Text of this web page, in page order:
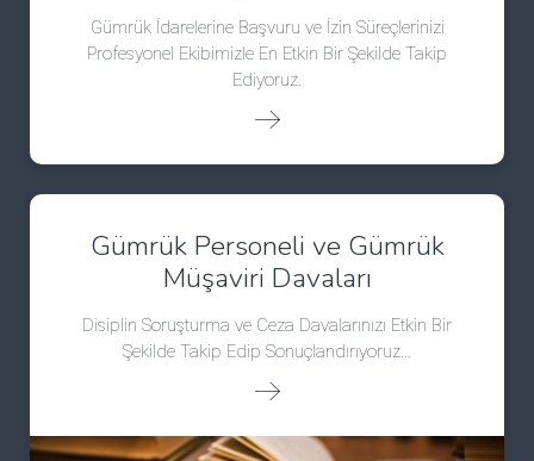
Gümrük İdarelerine Başvuru ve İzin Süreçlerinizi
Profesyonel Ekibimizle En Etkin Bir Şekilde Takip
Ediyoruz.
Gümrük Personeli ve Gümrük
Müşaviri Davaları
Disiplin Soruşturma ve Ceza Davalarınızı Etkin Bir
Şekilde Takip Edip Sonuçlandırıyoruz...